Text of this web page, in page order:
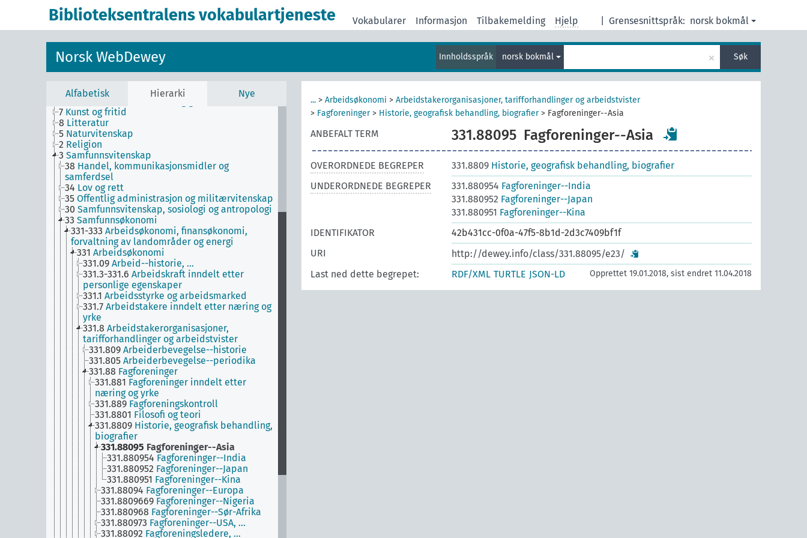
Biblioteksentralens vokabulartjeneste Grensesnittspråk: norsk bokmål
Vokabularer Informasjon Tilbakemelding Hjelp
Norsk WebDewey Innholdsspråk norsk bokmål × Søk
Alfabetisk Hierarki Nye
T3B--0 Hjelpetabell 3B. Underinndeling av verker
T4--0 Hjelpetabell 4. Underinndeling av de
enkelte språk og språkgrupper
Hjelpetabell 5. Etniske og nasjonale grupper
T6--0 Hjelpetabell 6. Språk
Informatikk, informasjon og generelle verker
7 Kunst og fritid
8 Litteratur
5 Naturvitenskap
2 Religion
3 Samfunnsvitenskap
38 Handel, kommunikasjonsmidler og
samferdsel
34 Lov og rett
35 Offentlig administrasjon og militærvitenskap
30 Samfunnsvitenskap, sosiologi og antropologi
33 Samfunnsøkonomi
331-333 Arbeidsøkonomi, finansøkonomi,
forvaltning av landområder og energi
331 Arbeidsøkonomi
331.09 Arbeid--historie, …
331.3-331.6 Arbeidskraft inndelt etter
personlige egenskaper
331.1 Arbeidsstyrke og arbeidsmarked
331.7 Arbeidstakere inndelt etter næring og
yrke
331.8 Arbeidstakerorganisasjoner,
tarifforhandlinger og arbeidstvister
331.809 Arbeiderbevegelse--historie
331.805 Arbeiderbevegelse--periodika
331.88 Fagforeninger
331.881 Fagforeninger inndelt etter
næring og yrke
331.889 Fagforeningskontroll
331.8801 Filosofi og teori
331.8809 Historie, geografisk behandling,
biografier
331.88095 Fagforeninger--Asia
331.880954 Fagforeninger--India
331.880952 Fagforeninger--Japan
331.880951 Fagforeninger--Kina
331.88094 Fagforeninger--Europa
331.8809669 Fagforeninger--Nigeria
331.880968 Fagforeninger--Sør-Afrika
331.880973 Fagforeninger--USA, …
331.88092 Fagforeningsledere, …
... > Arbeidsøkonomi > Arbeidstakerorganisasjoner, tarifforhandlinger og arbeidstvister
> Fagforeninger> Historie, geografisk behandling, biografier> Fagforeninger--Asia
ANBEFALT TERM 331.88095 Fagforeninger--Asia
OVERORDNEDE BEGREPER 331.8809 Historie, geografisk behandling, biografier
UNDERORDNEDE BEGREPER
331.880954 Fagforeninger--India
331.880952 Fagforeninger--Japan
331.880951 Fagforeninger--Kina
IDENTIFIKATOR
42b431cc-0f0a-47f5-8b1d-2d3c7409bf1f
URI
http://dewey.info/class/331.88095/e23/
Last ned dette begrepet:
RDF/XML TURTLE JSON-LD Opprettet 19.01.2018, sist endret 11.04.2018